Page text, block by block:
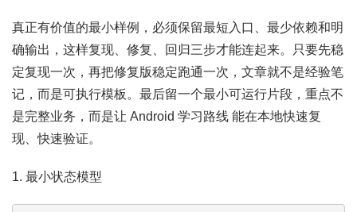
真正有价值的最小样例，必须保留最短入口、最少依赖和明
确输出，这样复现、修复、回归三步才能连起来。只要先稳
定复现一次，再把修复版稳定跑通一次，文章就不是经验笔
记，而是可执行模板。最后留一个最小可运行片段，重点不
是完整业务，而是让 Android 学习路线 能在本地快速复
现、快速验证。
1. 最小状态模型